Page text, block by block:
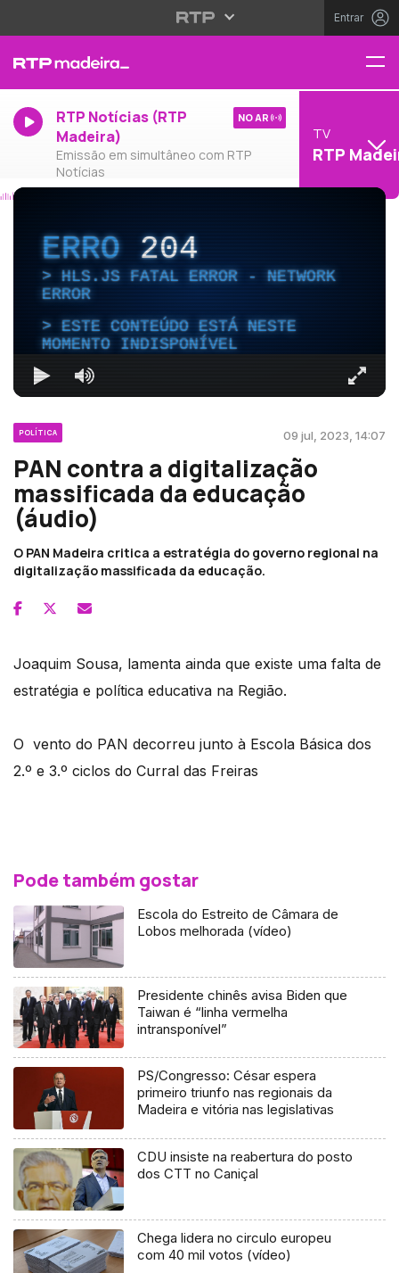
Entrar
RTP Notícias (RTP
Madeira)
Emissão em simultâneo com RTP
Notícias
NO AR
TV
RTP
ERRO204
HLS.JS FATAL ERROR - NETWORK
ERROR
ESTE CONTEÚDO ESTÁ NESTE
MOMENTO INDISPONÍVEL
POLÍTICA 09 jul, 2023, 14:07
PAN contra a digitalização
massificada da educação
(áudio)
O PAN Madeira critica a estratégia do governo regional na
digitalização massificada da educação.
Joaquim Sousa, lamenta ainda que existe uma falta de
estratégia e política educativa na Região.
O vento do PAN decorreu junto à Escola Básica dos
2.º e 3.º ciclos do Curral das Freiras
Pode também gostar
Escola do Estreito de Câmara de
Lobos melhorada (vídeo)
Presidente chinês avisa Biden que
Taiwan é “linha vermelha
intransponível”
PS/Congresso: César espera
primeiro triunfo nas regionais da
Madeira e vitória nas legislativas
CDU insiste na reabertura do posto
dos CTT no Caniçal
Chega lidera no circulo europeu
com 40 mil votos (vídeo)